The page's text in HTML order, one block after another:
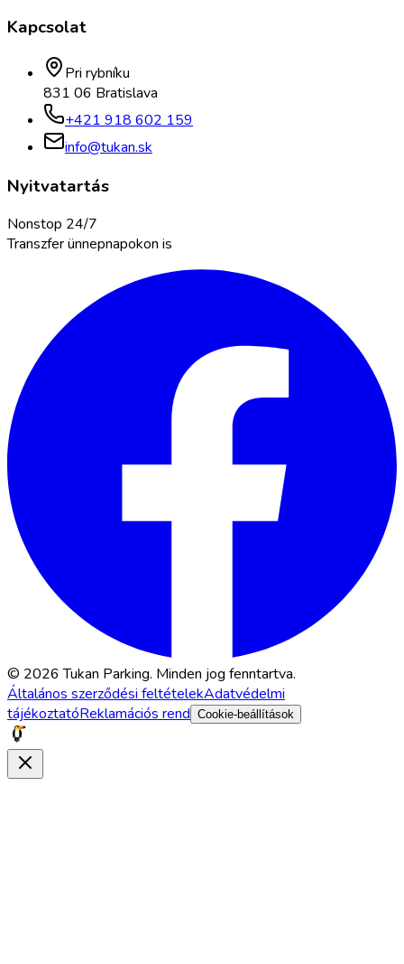
Kapcsolat
Pri rybníku
831 06 Bratislava
+421 918 602 159
info@tukan.sk
Nyitvatartás
Nonstop 24/7
Transzfer ünnepnapokon is
© 2026 Tukan Parking. Minden jog fenntartva.
Általános szerződési feltételekAdatvédelmi
tájékoztatóReklamációs rend Cookie-beállítások